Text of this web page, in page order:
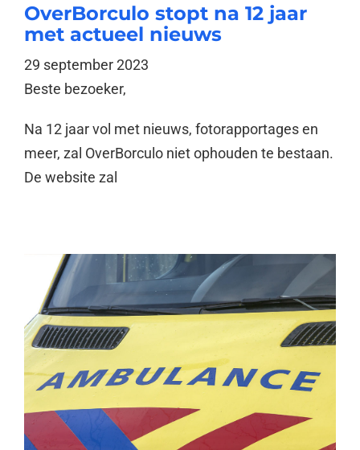
OverBorculo stopt na 12 jaar
met actueel nieuws
29 september 2023
Beste bezoeker,
Na 12 jaar vol met nieuws, fotorapportages en
meer, zal OverBorculo niet ophouden te bestaan.
De website zal